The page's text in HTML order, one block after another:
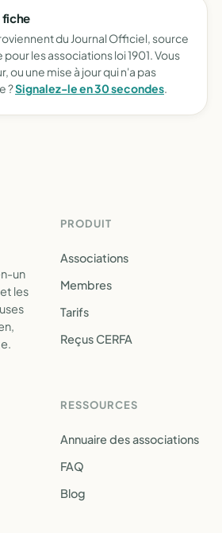
fiche
du Journal Officiel, source
les associations loi 1901. Vous
ou une mise à jour qui n'a pas
?Signalez-le en 30 secondes.
un
les
PRODUIT
Associations
Membres
Tarifs
Reçus CERFA
RESSOURCES
Annuaire des associations
FAQ
Blog